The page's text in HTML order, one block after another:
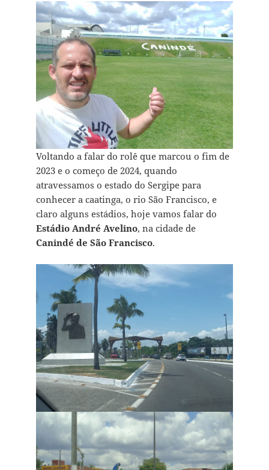
Voltando a falar do rolê que marcou o fim de
2023 e o começo de 2024, quando
atravessamos o estado do Sergipe para
conhecer a caatinga, o rio São Francisco, e
claro alguns estádios, hoje vamos falar do
Estádio André Avelino, na cidade de
Canindé de São Francisco.